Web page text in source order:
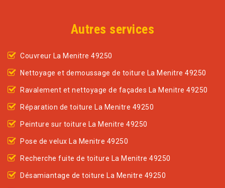
Autres services
Couvreur La Menitre 49250
Nettoyage et demoussage de toiture La Menitre 49250
Ravalement et nettoyage de façades La Menitre 49250
Réparation de toiture La Menitre 49250
Peinture sur toiture La Menitre 49250
Pose de velux La Menitre 49250
Recherche fuite de toiture La Menitre 49250
Désamiantage de toiture La Menitre 49250